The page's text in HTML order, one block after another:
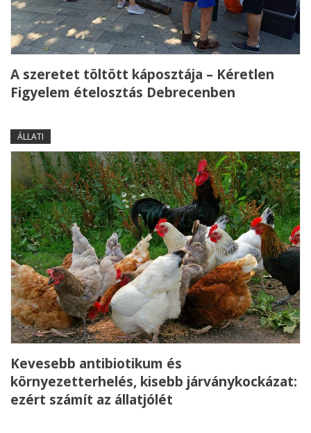
A szeretet töltött káposztája – Kéretlen
Figyelem ételosztás Debrecenben
ÁLLATI
Kevesebb antibiotikum és
környezetterhelés, kisebb járványkockázat:
ezért számít az állatjólét